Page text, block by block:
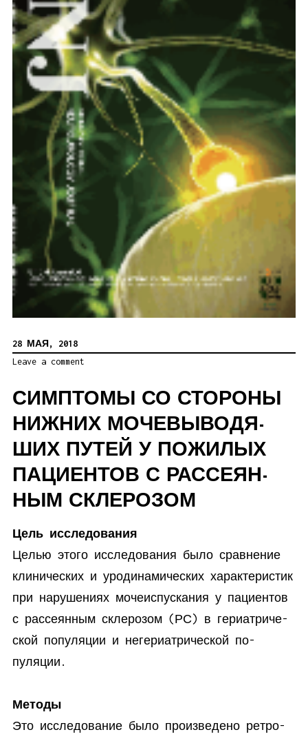
28 МАЯ, 2018
Leave a comment
СИМП­ТО­МЫ СО СТО­РО­НЫ
НИЖ­НИХ МО­ЧЕ­ВЫ­ВО­ДЯ­
ШИХ ПУ­ТЕЙ У ПО­ЖИ­ЛЫХ
ПА­ЦИ­ЕН­ТОВ С РАС­СЕ­ЯН­
НЫМ СКЛЕ­РОЗОМ
Цель ис­сле­до­вания
Це­лью это­го ис­сле­до­ва­ния бы­ло срав­не­ние
кли­ни­че­ских и уро­ди­на­ми­че­ских ха­рак­те­ри­стик
при на­ру­ше­ни­ях мо­че­ис­пус­ка­ния у па­ци­ен­тов
с рас­се­ян­ным скле­ро­зом (РС) в ге­ри­ат­ри­че­
ской по­пуля­ции и неге­ри­ат­ри­че­ской по­
пуляции.
Методы
Это ис­сле­до­ва­ние бы­ло про­из­ве­де­но ре­тро­